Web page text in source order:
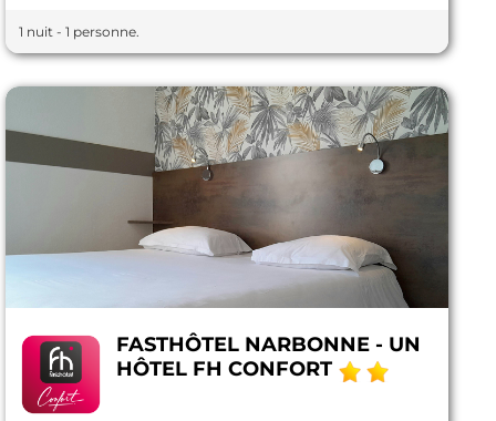
1 nuit - 1 personne.
FASTHÔTEL NARBONNE - UN
HÔTEL FH CONFORT